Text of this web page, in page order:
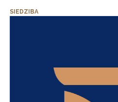
SIEDZIBA